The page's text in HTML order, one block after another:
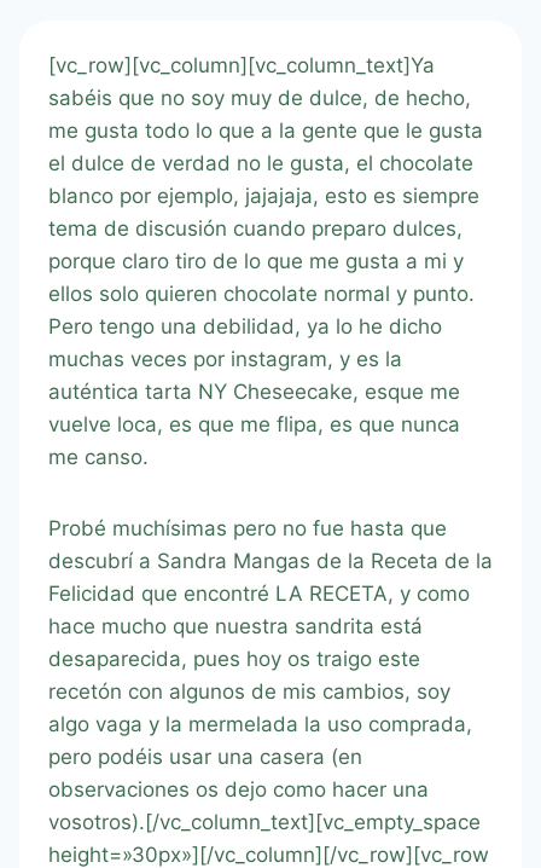
[vc_row][vc_column][vc_column_text]Ya
sabéis que no soy muy de dulce, de hecho,
me gusta todo lo que a la gente que le gusta
el dulce de verdad no le gusta, el chocolate
blanco por ejemplo, jajajaja, esto es siempre
tema de discusión cuando preparo dulces,
porque claro tiro de lo que me gusta a mi y
ellos solo quieren chocolate normal y punto.
Pero tengo una debilidad, ya lo he dicho
muchas veces por instagram, y es la
auténtica tarta NY Cheseecake, esque me
vuelve loca, es que me flipa, es que nunca
me canso.
Probé muchísimas pero no fue hasta que
descubrí a Sandra Mangas de la Receta de la
Felicidad que encontré LA RECETA, y como
hace mucho que nuestra sandrita está
desaparecida, pues hoy os traigo este
recetón con algunos de mis cambios, soy
algo vaga y la mermelada la uso comprada,
pero podéis usar una casera (en
observaciones os dejo como hacer una
vosotros).[/vc_column_text][vc_empty_space
height=»30px»][/vc_column][/vc_row][vc_row